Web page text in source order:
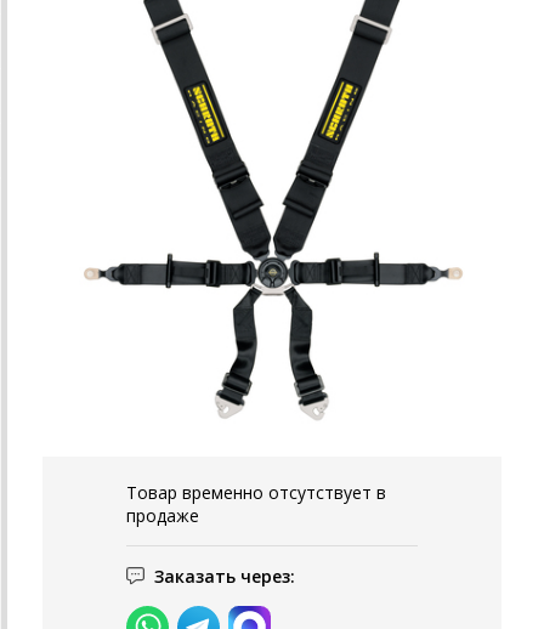
Товар временно отсутствует в
продаже
Заказать через: